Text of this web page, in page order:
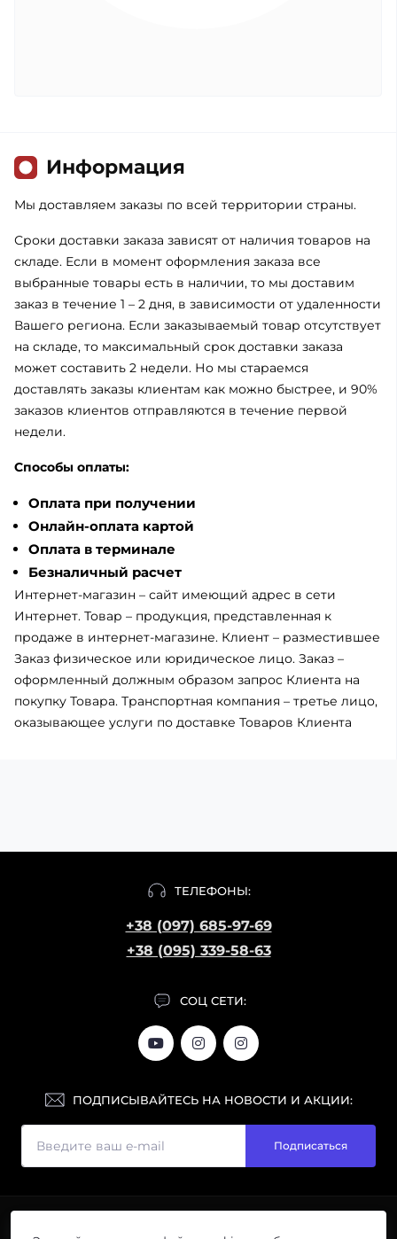
Информация
Мы доставляем заказы по всей территории страны.
Сроки доставки заказа зависят от наличия товаров на
складе. Если в момент оформления заказа все
выбранные товары есть в наличии, то мы доставим
заказ в течение 1 – 2 дня, в зависимости от удаленности
Вашего региона. Если заказываемый товар отсутствует
на складе, то максимальный срок доставки заказа
может составить 2 недели. Но мы стараемся
доставлять заказы клиентам как можно быстрее, и 90%
заказов клиентов отправляются в течение первой
недели.
Способы оплаты:
Оплата при получении
Онлайн-оплата картой
Оплата в терминале
Безналичный расчет
Интернет-магазин – сайт имеющий адрес в сети
Интернет. Товар – продукция, представленная к
продаже в интернет-магазине. Клиент – разместившее
Заказ физическое или юридическое лицо. Заказ –
оформленный должным образом запрос Клиента на
покупку Товара. Транспортная компания – третье лицо,
оказывающее услуги по доставке Товаров Клиента
ТЕЛЕФОНЫ:
+38 (097) 685-97-69
+38 (095) 339-58-63
СОЦ СЕТИ:
ПОДПИСЫВАЙТЕСЬ НА НОВОСТИ И АКЦИИ:
Подписаться